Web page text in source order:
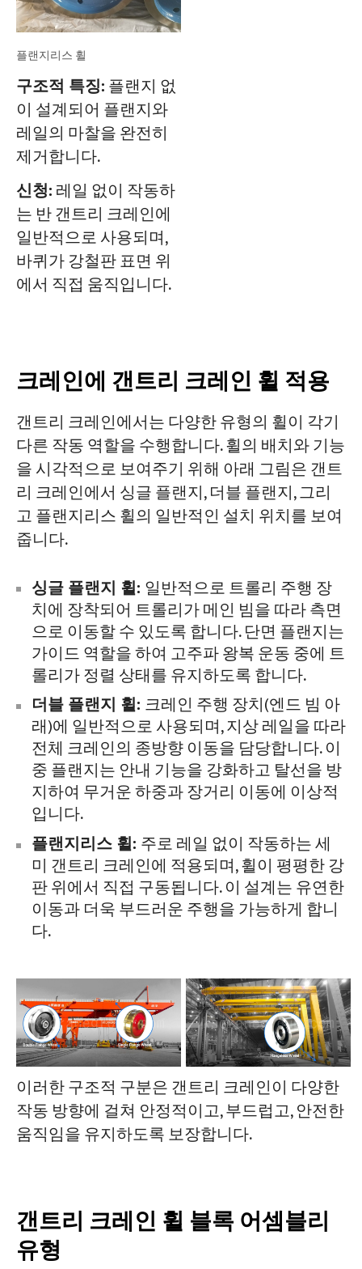
플랜지리스 휠
구조적 특징:플랜지 없
이 설계되어 플랜지와
레일의 마찰을 완전히
제거합니다.
신청:레일 없이 작동하
는 반 갠트리 크레인에
일반적으로 사용되며,
바퀴가 강철판 표면 위
에서 직접 움직입니다.
크레인에 갠트리 크레인 휠 적용
갠트리 크레인에서는 다양한 유형의 휠이 각기
다른 작동 역할을 수행합니다. 휠의 배치와 기능
을 시각적으로 보여주기 위해 아래 그림은 갠트
리 크레인에서 싱글 플랜지, 더블 플랜지, 그리
고 플랜지리스 휠의 일반적인 설치 위치를 보여
줍니다.
싱글 플랜지 휠: 일반적으로 트롤리 주행 장
치에 장착되어 트롤리가 메인 빔을 따라 측면
으로 이동할 수 있도록 합니다. 단면 플랜지는
가이드 역할을 하여 고주파 왕복 운동 중에 트
롤리가 정렬 상태를 유지하도록 합니다.
더블 플랜지 휠: 크레인 주행 장치(엔드 빔 아
래)에 일반적으로 사용되며, 지상 레일을 따라
전체 크레인의 종방향 이동을 담당합니다. 이
중 플랜지는 안내 기능을 강화하고 탈선을 방
지하여 무거운 하중과 장거리 이동에 이상적
입니다.
플랜지리스 휠: 주로 레일 없이 작동하는 세
미 갠트리 크레인에 적용되며, 휠이 평평한 강
판 위에서 직접 구동됩니다. 이 설계는 유연한
이동과 더욱 부드러운 주행을 가능하게 합니
다.
이러한 구조적 구분은 갠트리 크레인이 다양한
작동 방향에 걸쳐 안정적이고, 부드럽고, 안전한
움직임을 유지하도록 보장합니다.
갠트리 크레인 휠 블록 어셈블리
유형